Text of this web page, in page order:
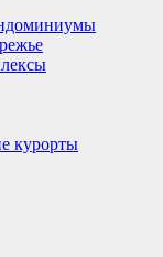
курорты